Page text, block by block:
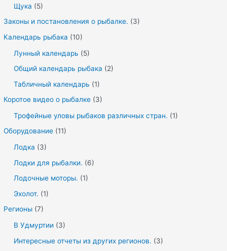
Щука (5)
Законы и постановления о рыбалке. (3)
Календарь рыбака (10)
Лунный календарь (5)
Общий календарь рыбака (2)
Табличный календарь (1)
Коротое видео о рыбалке (3)
Трофейные уловы рыбаков различных стран. (1)
Оборудование (11)
Лодка (3)
Лодки для рыбалки. (6)
Лодочные моторы. (1)
Эхолот. (1)
Регионы (7)
В Удмуртии (3)
Интересные отчеты из других регионов. (3)